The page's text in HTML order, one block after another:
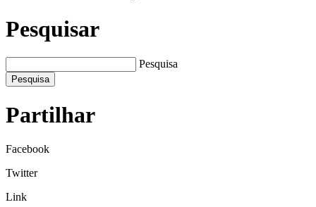
Pesquisar
Pesquisa
Pesquisa
Partilhar
Facebook
Twitter
Link